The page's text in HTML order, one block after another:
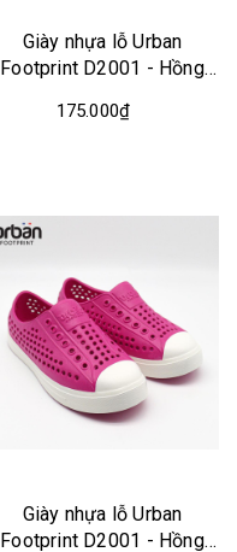
Giày nhựa lỗ Urban
Footprint D2001 - Hồng
175.000₫
Giày nhựa lỗ Urban
Footprint D2001 - Hồng